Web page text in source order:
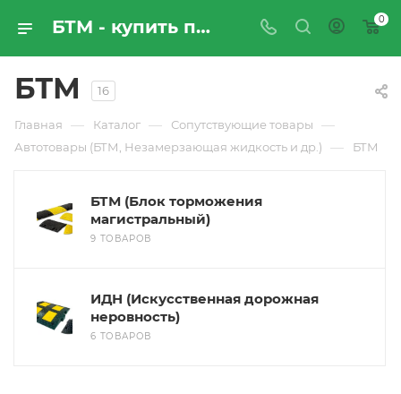
БТМ - купить по цене производителя с доставкой по России | Промресурссервис 0
БТМ 16
Главная — Каталог — Сопутствующие товары —
Автотовары (БТМ, Незамерзающая жидкость и др.) — БТМ
БТМ (Блок торможения
магистральный)
9 ТОВАРОВ
ИДН (Искусственная дорожная
неровность)
6 ТОВАРОВ